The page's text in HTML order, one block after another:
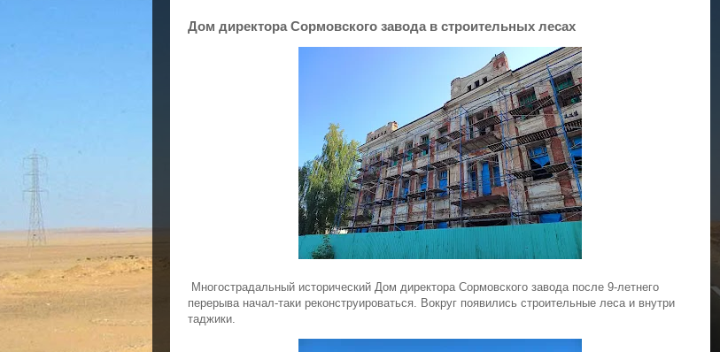
Дом директора Сормовского завода в строительных лесах
Многострадальный исторический Дом директора Сормовского завода после 9-летнего
перерыва начал-таки реконструироваться. Вокруг появились строительные леса и внутри
таджики.